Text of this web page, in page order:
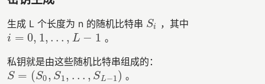
生成 L 个长度为 n 的随机比特串 Si
Si ，其中
i = 0, 1, … , L − 1
i=0, ,… L− 1
。
私钥就是由这些随机比特串组成的：
S = (S0, S1, … , SL−1)
S=(S 0 ,S1,…,S L − 1 ) 。